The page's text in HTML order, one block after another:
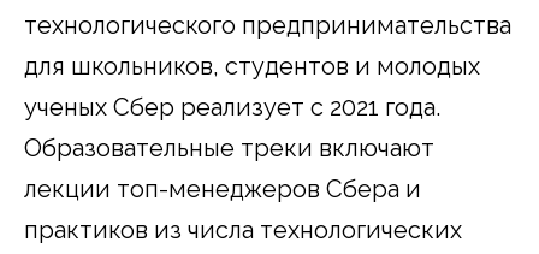
технологического предпринимательства
для школьников, студентов и молодых
ученых Сбер реализует с 2021 года.
Образовательные треки включают
лекции топ-менеджеров Сбера и
практиков из числа технологических